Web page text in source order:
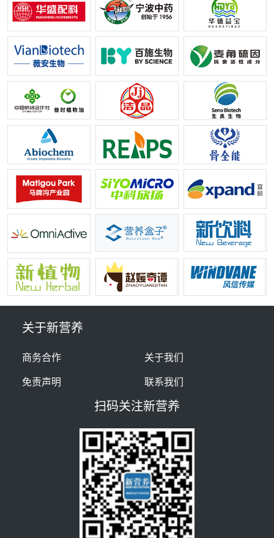
关于新营养
商务合作
关于我们
免责声明
联系我们
扫码关注新营养